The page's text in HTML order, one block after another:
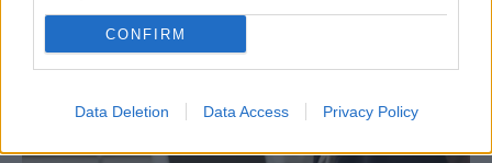
CONFIRM
Data Deletion Data Access Privacy Policy
4 Αυγούστου, 2026